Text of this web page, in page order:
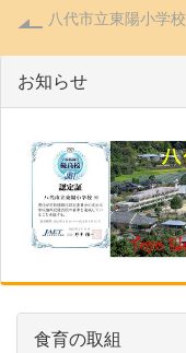
八代市立東陽小学校
お知らせ
食育の取組